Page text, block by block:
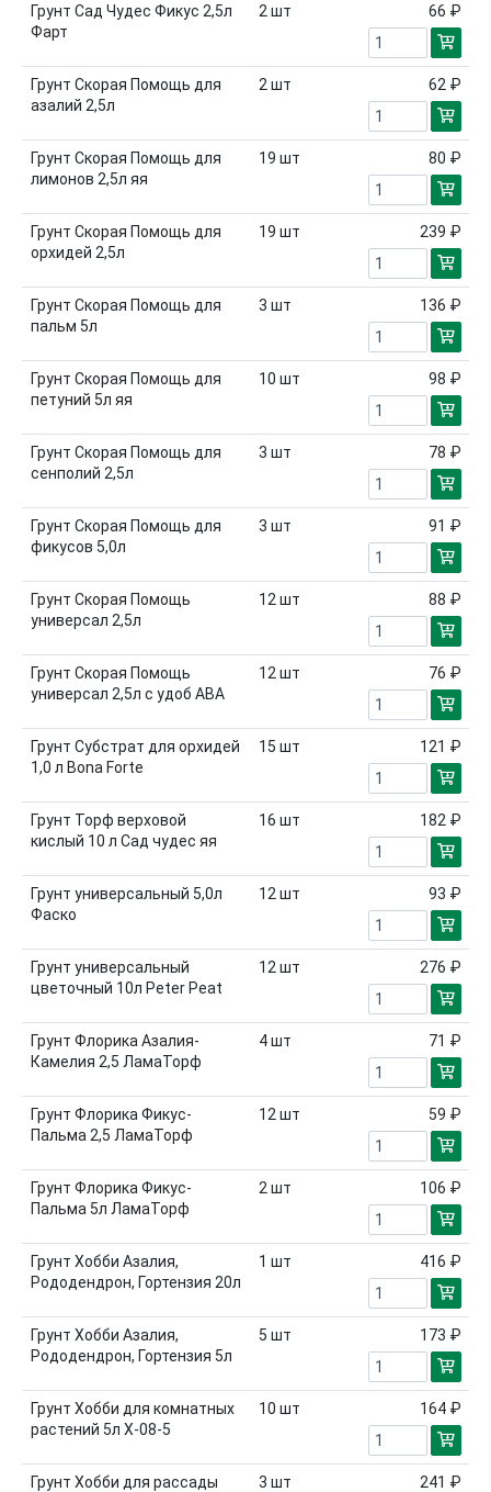
Грунт Сад Чудес Фикус 2,5л
Фарт
2 шт 66 ₽
Грунт Скорая Помощь для
азалий 2,5л
2 шт 62 ₽
Грунт Скорая Помощь для
лимонов 2,5л яя
19 шт 80 ₽
Грунт Скорая Помощь для
орхидей 2,5л
19 шт 239 ₽
Грунт Скорая Помощь для
пальм 5л
3 шт 136 ₽
Грунт Скорая Помощь для
петуний 5л яя
10 шт 98 ₽
Грунт Скорая Помощь для
сенполий 2,5л
3 шт 78 ₽
Грунт Скорая Помощь для
фикусов 5,0л
3 шт 91 ₽
Грунт Скорая Помощь
универсал 2,5л
12 шт 88 ₽
Грунт Скорая Помощь
универсал 2,5л с удоб АВА
12 шт 76 ₽
Грунт Субстрат для орхидей
1,0 л Bona Forte
15 шт 121 ₽
Грунт Торф верховой
кислый 10 л Сад чудес яя
16 шт 182 ₽
Грунт универсальный 5,0л
Фаско
12 шт 93 ₽
Грунт универсальный
цветочный 10л Peter Peat
12 шт 276 ₽
Грунт Флорика Азалия-
Камелия 2,5 ЛамаТорф
4шт 71 ₽
Грунт Флорика Фикус-
Пальма 2,5 ЛамаТорф
12 шт 59 ₽
Грунт Флорика Фикус-
Пальма 5л ЛамаТорф
2 шт 106 ₽
Грунт Хобби Азалия,
Рододендрон, Гортензия 20л
1 шт 416 ₽
Грунт Хобби Азалия,
Рододендрон, Гортензия 5л
5 шт 173 ₽
Грунт Хобби для комнатных
растений 5л Х-08-5
10 шт 164 ₽
Грунт Хобби для рассады
3 шт 241 ₽